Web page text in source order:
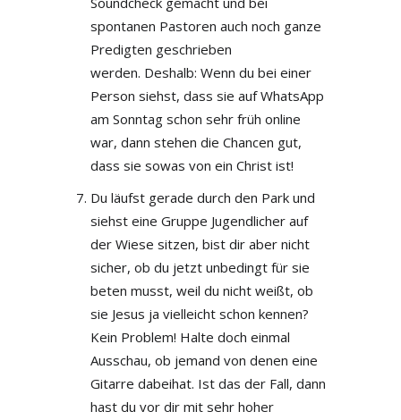
spontanen Pastoren auch noch ganze
Predigten geschrieben
werden. Deshalb: Wenn du bei einer
Person siehst, dass sie auf WhatsApp
am Sonntag schon sehr früh online
war, dann stehen die Chancen gut,
dass sie sowas von ein Christ ist!
Du läufst gerade durch den Park und
siehst eine Gruppe Jugendlicher auf
der Wiese sitzen, bist dir aber nicht
sicher, ob du jetzt unbedingt für sie
beten musst, weil du nicht weißt, ob
sie Jesus ja vielleicht schon kennen?
Kein Problem! Halte doch einmal
Ausschau, ob jemand von denen eine
Gitarre dabeihat. Ist das der Fall, dann
hast du vor dir mit sehr hoher